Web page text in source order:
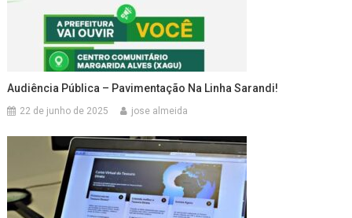
Audiência Pública – Pavimentação Na Linha Sarandi!
22 de junho de 2025 jose almeida